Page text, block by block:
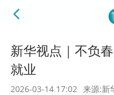
新华视点｜不负
就业
2026-03-14 17:02 来源:新